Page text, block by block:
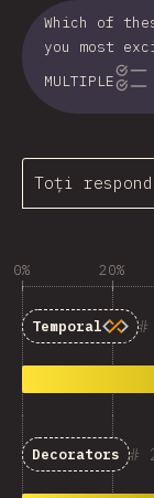
Which of
you most
MULTIPLE
Toți
0% 20%
Temporal
Decorators